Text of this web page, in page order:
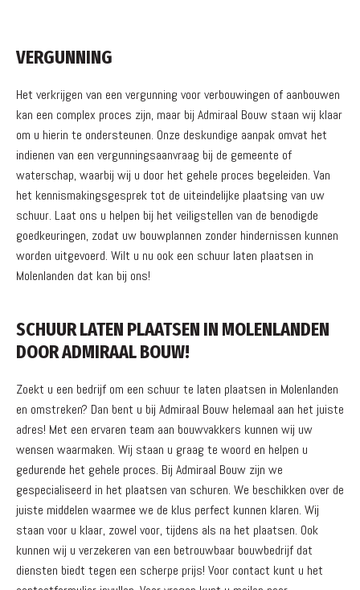
VERGUNNING
Het verkrijgen van een vergunning voor verbouwingen of aanbouwen
kan een complex proces zijn, maar bij Admiraal Bouw staan wij klaar
om u hierin te ondersteunen. Onze deskundige aanpak omvat het
indienen van een vergunningsaanvraag bij de gemeente of
waterschap, waarbij wij u door het gehele proces begeleiden. Van
het kennismakingsgesprek tot de uiteindelijke plaatsing van uw
schuur. Laat ons u helpen bij het veiligstellen van de benodigde
goedkeuringen, zodat uw bouwplannen zonder hindernissen kunnen
worden uitgevoerd. Wilt u nu ook een schuur laten plaatsen in
Molenlanden dat kan bij ons!
SCHUUR LATEN PLAATSEN IN MOLENLANDEN
DOOR ADMIRAAL BOUW!
Zoekt u een bedrijf om een schuur te laten plaatsen in Molenlanden
en omstreken? Dan bent u bij Admiraal Bouw helemaal aan het juiste
adres! Met een ervaren team aan bouwvakkers kunnen wij uw
wensen waarmaken. Wij staan u graag te woord en helpen u
gedurende het gehele proces. Bij Admiraal Bouw zijn we
gespecialiseerd in het plaatsen van schuren. We beschikken over de
juiste middelen waarmee we de klus perfect kunnen klaren. Wij
staan voor u klaar, zowel voor, tijdens als na het plaatsen. Ook
kunnen wij u verzekeren van een betrouwbaar bouwbedrijf dat
diensten biedt tegen een scherpe prijs! Voor contact kunt u het